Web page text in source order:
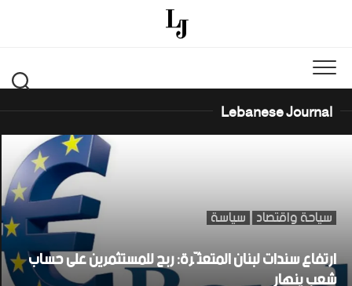
Lebanese Journal
سياحة واقتصاد سياسة
ارتفاع سندات لبنان المتعثّرة: ربح للمستثمرين على حساب